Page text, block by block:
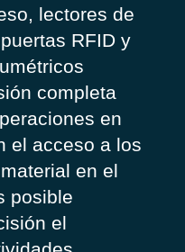
lectores de
RFID y
completa
en
el acceso a los
en el
posible
el